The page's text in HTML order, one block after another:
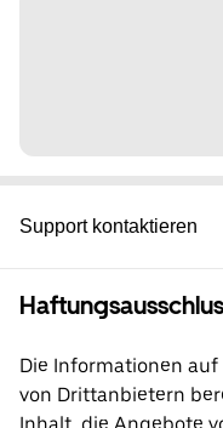
Support kontaktieren
Die Informationen
von Drittanbietern